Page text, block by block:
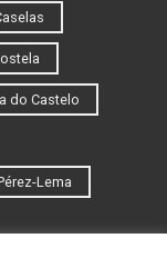
do Castelo
Lema